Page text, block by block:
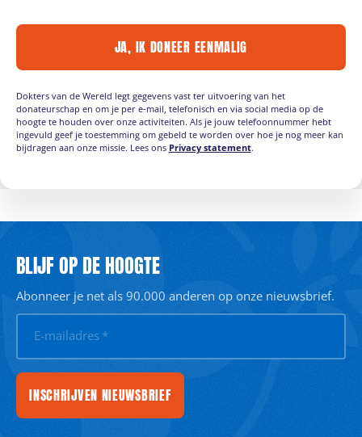
JA, IK DONEER EENMALIG
Dokters van de Wereld legt gegevens vast ter uitvoering van het
donateurschap en om je per e-mail, telefonisch en via social media op de
hoogte te houden over onze activiteiten. Als je jouw telefoonnummer hebt
ingevuld geef je toestemming om gebeld te worden over hoe je nog meer kan
bijdragen aan onze missie. Lees ons Privacy statement.
BLIJF OP DE HOOGTE
Abonneer je net als 90.000 anderen op onze nieuwsbrief.
E-mailadres *
INSCHRIJVEN NIEUWSBRIEF